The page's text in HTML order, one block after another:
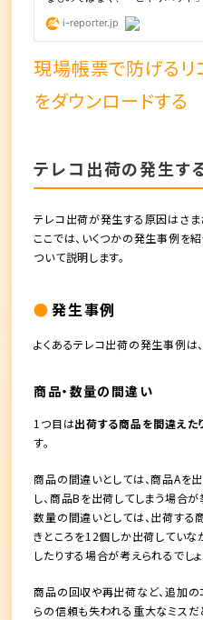
現場帳票で防げるリ
をダウンロードする
テレコ出荷の発生す
テレコ出荷が発生する原因はさま
ここでは、いくつかの発生事例を紹
ついて説明します。
発生事例
よくあるテレコ出荷の発生事例は
商品・数量の間違い
1つ目は出荷する商品を間違えた
す。
商品の間違いとしては、商品Aを
し、商品Bを出荷してしまう場合が
数量の間違いとしては、出荷する
きところを12個しか出荷してい
したりする場合が考えられるでしょ
商品の回収や再出荷など、追加の
らの信頼も失われる重大なミス だ